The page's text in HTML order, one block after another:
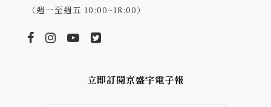
（週一至週五 10:00~18:00）
立即訂閱京盛宇電子報